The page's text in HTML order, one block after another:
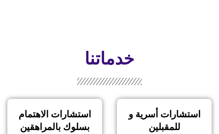
خدماتنا
استشارات أسرية و
للمقبلين
استشارات الاهتمام
بسلوك بالمراهقين